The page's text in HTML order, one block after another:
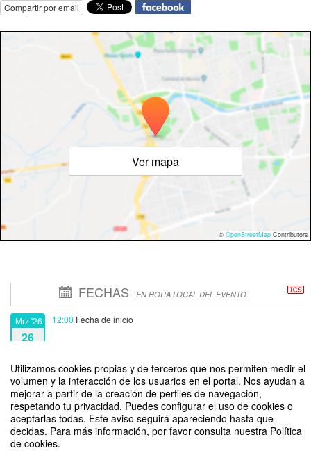
Utilizamos cookies propias y de terceros que nos permiten medir el
volumen y la interacción de los usuarios en el portal. Nos ayudan a
mejorar a partir de la creación de perfiles de navegación,
respetando tu privacidad. Puedes configurar el uso de cookies o
aceptarlas todas. Este aviso seguirá apareciendo hasta que
decidas. Para más información, por favor consulta nuestra Política
de cookies.
Compartir por email
Ver mapa
© OpenStreetMap Contributors
FECHAS EN HORA LOCAL DEL EVENTO
Mrz '26
26
12:00 Fecha de inicio
Mrz '26
26
13:00Fecha de fin